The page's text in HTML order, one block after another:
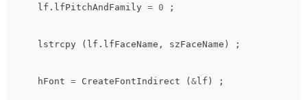
lf . lfPitchAndFamily = 0 ;
lstrcpy ( lf . lfFaceName , szFaceName ) ;
hFont = CreateFontIndirect ( & lf ) ;